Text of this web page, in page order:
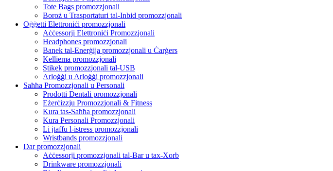
Tote Bags promozzjonali
Boroż u Trasportaturi tal-Inbid promozzjonali
Oġġetti Elettroniċi promozzjonali
Aċċessorji Elettroniċi Promozzjonali
Headphones promozzjonali
Banek tal-Enerġija promozzjonali u Ċarġers
Kelliema promozzjonali
Stikek promozzjonali tal-USB
Arloġġi u Arloġġi promozzjonali
Saħħa Promozzjonali u Personali
Prodotti Dentali promozzjonali
Eżerċizzju Promozzjonali & Fitness
Kura tas-Saħħa promozzjonali
Kura Personali Promozzjonali
Li jtaffu l-istress promozzjonali
Wristbands promozzjonali
Dar promozzjonali
Aċċessorji promozzjonali tal-Bar u tax-Xorb
Drinkware promozzjonali